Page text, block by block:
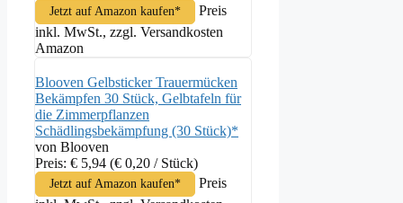
Jetzt auf Amazon kaufen*
Preis
inkl. MwSt., zzgl. Versandkosten
Amazon
Blooven Gelbsticker Trauermücken
Bekämpfen 30 Stück, Gelbtafeln für
die Zimmerpflanzen
Schädlingsbekämpfung (30 Stück)*
von Blooven
Preis: € 5,94 (€ 0,20 / Stück)
Jetzt auf Amazon kaufen*
Preis